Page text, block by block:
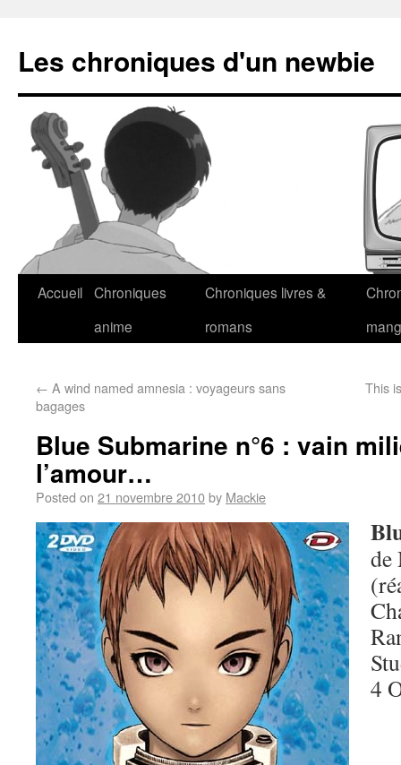
Les chroniques d'un newbie
Accueil Chroniques
anime
Chroniques livres &
romans
← A wind named amnesia : voyageurs sans
bagages
This
Blue Submarine n°6 : vain
l’amour…
Posted on 21 novembre 2010by Mackie
de
4